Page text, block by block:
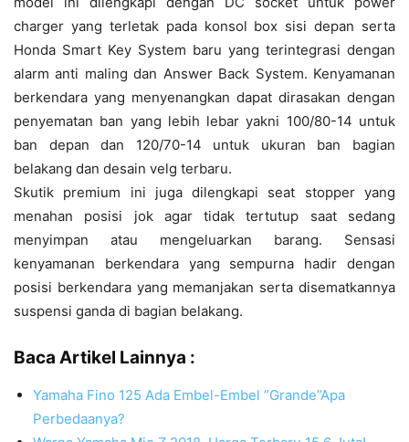
charger yang terletak pada konsol box sisi depan serta
Honda Smart Key System baru yang terintegrasi dengan
alarm anti maling dan Answer Back System. Kenyamanan
berkendara yang menyenangkan dapat dirasakan dengan
penyematan ban yang lebih lebar yakni 100/80-14 untuk
ban depan dan 120/70-14 untuk ukuran ban bagian
belakang dan desain velg terbaru.
Skutik premium ini juga dilengkapi seat stopper yang
menahan posisi jok agar tidak tertutup saat sedang
menyimpan atau mengeluarkan barang. Sensasi
kenyamanan berkendara yang sempurna hadir dengan
posisi berkendara yang memanjakan serta disematkannya
suspensi ganda di bagian belakang.
Baca Artikel Lainnya :
Yamaha Fino 125 Ada Embel-Embel ”Grande”Apa
Perbedaanya?